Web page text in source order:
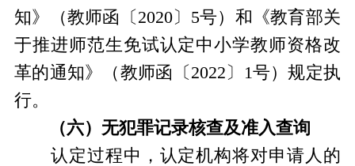
知》（教师函〔2020〕5号）和《教育部关
于推进师范生免试认定中小学教师资格改
革的通知》（教师函〔2022〕1号）规定执
行。
（六）无犯罪记录核查及准入查询
认定过程中，认定机构将对申请人的